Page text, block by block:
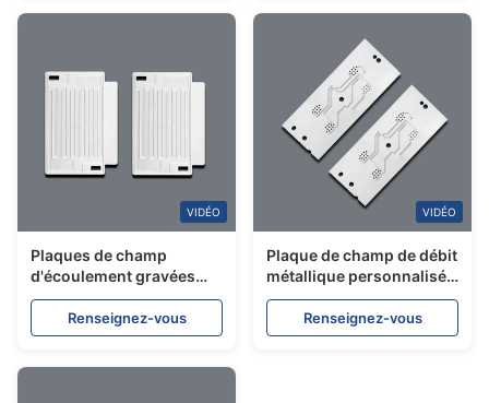
VIDÉO
Plaques de champ
d'écoulement gravées
avec précision sur
mesure pour piles à
combustible et
Renseignez-vous
VIDÉO
Plaque de champ de débit
métallique personnalisée
pour électrolyseur PEM
et pile de piles à
combustible
Renseignez-vous